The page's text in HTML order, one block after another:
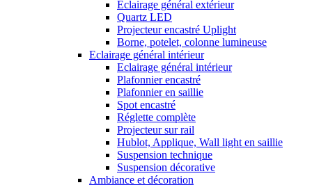
Eclairage général extérieur
Quartz LED
Projecteur encastré Uplight
Borne, potelet, colonne lumineuse
Eclairage général intérieur
Eclairage général intérieur
Plafonnier encastré
Plafonnier en saillie
Spot encastré
Réglette complète
Projecteur sur rail
Hublot, Applique, Wall light en saillie
Suspension technique
Suspension décorative
Ambiance et décoration